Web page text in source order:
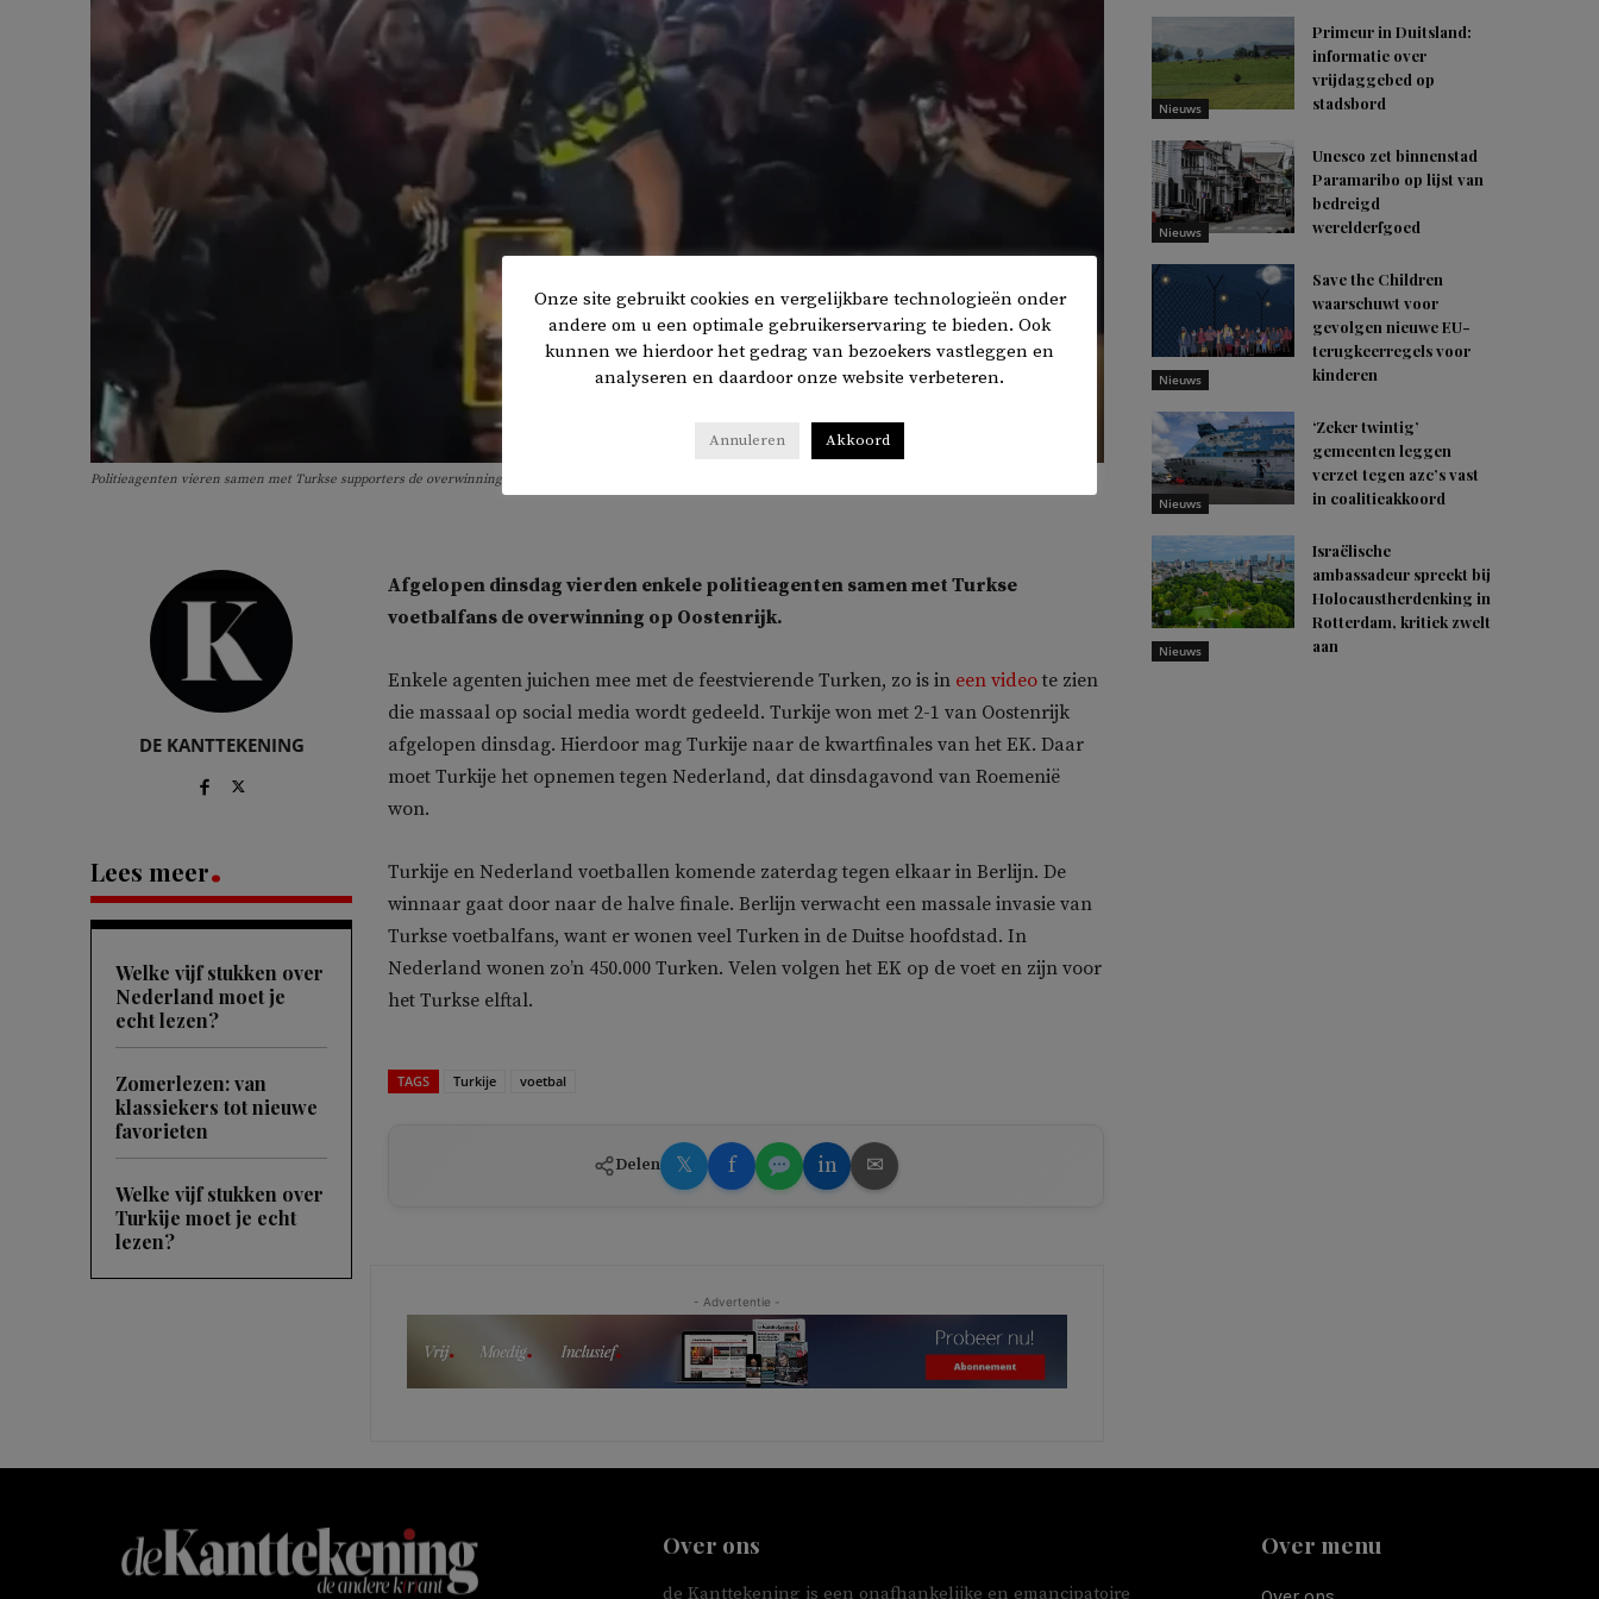
Politieagenten vieren samen met Turkse supporters de overwinning van Turkije. Beeld: LinkedIn
DE KANTTEKENING
Lees meer
Welke vijf stukken over
Nederland moet je
echt lezen?
Zomerlezen: van
klassiekers tot nieuwe
favorieten
Welke vijf stukken over
Turkije moet je echt
lezen?
Afgelopen dinsdag vierden enkele politieagenten samen met Turkse
voetbalfans de overwinning op Oostenrijk.
Enkele agenten juichen mee met de feestvierende Turken, zo is in een video te zien
die massaal op social media wordt gedeeld. Turkije won met 2-1 van Oostenrijk
afgelopen dinsdag. Hierdoor mag Turkije naar de kwartfinales van het EK. Daar
moet Turkije het opnemen tegen Nederland, dat dinsdagavond van Roemenië
won.
Turkije en Nederland voetballen komende zaterdag tegen elkaar in Berlijn. De
winnaar gaat door naar de halve finale. Berlijn verwacht een massale invasie van
Turkse voetbalfans, want er wonen veel Turken in de Duitse hoofdstad. In
Nederland wonen zo’n 450.000 Turken. Velen volgen het EK op de voet en zijn voor
het Turkse elftal.
TAGS Turkije voetbal
Delen 𝕏 f in ✉
- Advertentie -
Nieuws
Primeur in Duitsland:
informatie over
vrijdaggebed op
stadsbord
Nieuws
Unesco zet binnenstad
Paramaribo op lijst van
bedreigd
werelderfgoed
Nieuws
Save the Children
waarschuwt voor
gevolgen nieuwe EU-
terugkeerregels voor
kinderen
Nieuws
‘Zeker twintig’
gemeenten leggen
verzet tegen azc’s vast
in coalitieakkoord
Nieuws
Israëlische
ambassadeur spreekt bij
Holocaustherdenking in
Rotterdam, kritiek zwelt
aan
Over ons
de Kanttekening is een onafhankelijke en emancipatoire
Over menu
Onze site gebruikt cookies en vergelijkbare technologieën onder
andere om u een optimale gebruikerservaring te bieden. Ook
kunnen we hierdoor het gedrag van bezoekers vastleggen en
analyseren en daardoor onze website verbeteren.
Annuleren Akkoord